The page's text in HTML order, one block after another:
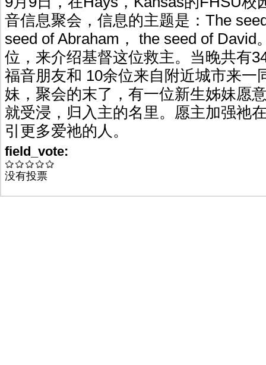
音信息聚会，信息的主题是：The
seed of Abraham， the seed of David
位，来介绍基督这位救主。当晚共有
福音朋友和 10余位来自附近城市来一
妹，聚会的末了，有一位新生姊妹愿
就受浸，归入主的名里。愿主加强祂
引更多爱祂的人。
field_vote:
没有投票